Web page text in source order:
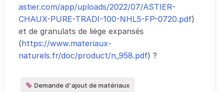
astier.com/app/uploads/2022/07/ASTIER-
CHAUX-PURE-TRADI-100-NHL5-FP-0720.pdf)
et de granulats de liège expansés
(https://www.materiaux-
naturels.fr/doc/product/n_958.pdf) ?
Demande d'ajout de matériaux